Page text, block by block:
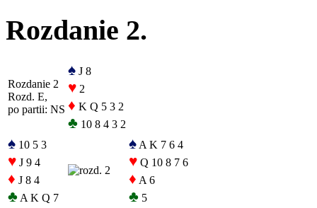
Rozdanie 2.
Rozdanie 2
Rozd. E,
po partii: NS
♠ J 8
♥ 2
♦ K Q 5 3 2
♣ 10 8 4 3 2
♠ 10 5 3
♥ J 9 4
♦ J 8 4
♣ A K Q 7
♠ A K 7 6 4
♥ Q 10 8 7 6
♦ A 6
♣ 5